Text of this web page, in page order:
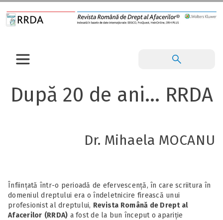
După 20 de ani… RRDA
Dr. Mihaela MOCANU
Înființată într-o perioadă de efervescență, în care scriitura în
domeniul dreptului era o îndeletnicire firească unui
profesionist al dreptului, Revista Română de Drept al
Afacerilor (RRDA) a fost de la bun început o apariție